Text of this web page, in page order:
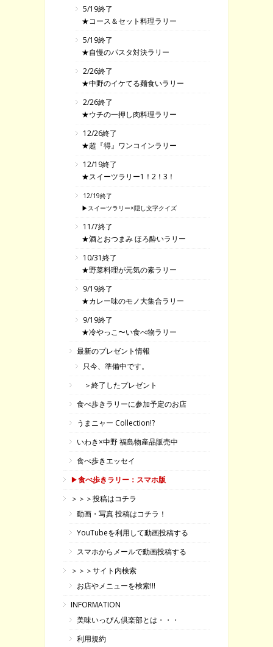
5/19終了
★コース＆セット料理ラリー
5/19終了
★自慢のパスタ対決ラリー
2/26終了
★中野のイケてる麺食いラリー
2/26終了
★ウチの一押し肉料理ラリー
12/26終了
★超『得』ワンコインラリー
12/19終了
★スイーツラリー1！2！3！
12/19終了
▶スイーツラリー×隠し文字クイズ
11/7終了
★酒とおつまみ ほろ酔いラリー
10/31終了
★野菜料理が元気の素ラリー
9/19終了
★カレー味のモノ大集合ラリー
9/19終了
★冷やっこ〜い食べ物ラリー
最新のプレゼント情報
只今、準備中です。
＞終了したプレゼント
食べ歩きラリーに参加予定のお店
うまニャー Collection!?
いわき×中野 福島物産品販売中
食べ歩きエッセイ
▶食べ歩きラリー：スマホ版
＞＞＞投稿はコチラ
動画・写真 投稿はコチラ！
YouTubeを利用して動画投稿する
スマホからメールで動画投稿する
＞＞＞サイト内検索
お店やメニューを検索!!!
INFORMATION
美味いっぴん倶楽部とは・・・
利用規約